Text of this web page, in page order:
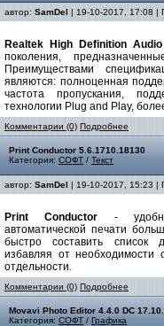
автор: SamDel | 19-10-2017, 17:08 |
Realtek High Definition
поколения,
Преимуществами
являются: полноценная
частота пропускания,
технологии Plug and Play,
Комментарии (0) Подробнее
Print Conductor 5.6.1710.18130
Категория: СОФТ / Текст
автор: SamDel | 19-10-2017, 15:23 |
Print Conductor -
автоматической печати
быстро составить список
избавляя от необходимости
отдельности.
Комментарии (0) Подробнее
Movavi Photo Editor 4.4.0 DC
Категория: СОФТ / Графика